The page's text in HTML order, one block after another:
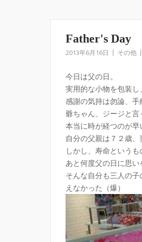
Father's Day
2013年6月16日 その他
今日は父の日。
実用的な小物を包装し
感謝の気持は勿論、
爺ちゃん、ジージと言
本当に時が経つのが早
自分の父親は７２歳
しかし、寿命というも
あと何度父の日に思い
そんな自分も三人の
えなかった（爆）